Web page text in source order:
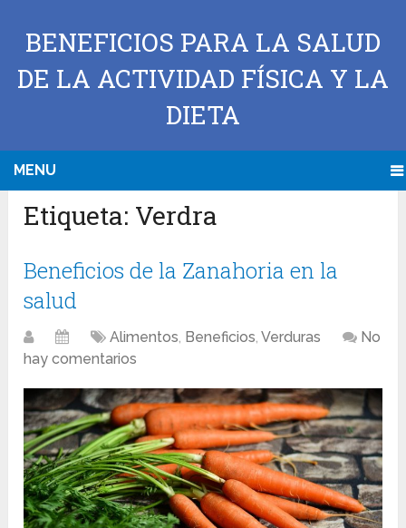
BENEFICIOS PARA LA SALUD
DE LA ACTIVIDAD FÍSICA Y LA
DIETA
MENU
Etiqueta: Verdra
Beneficios de la Zanahoria en la
salud
Alimentos, Beneficios,Verduras
No
hay comentarios